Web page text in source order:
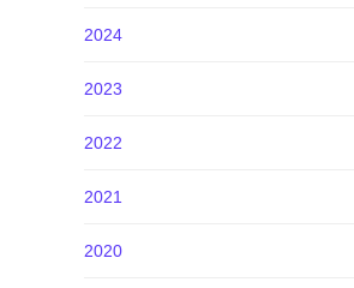
2024
2023
2022
2021
2020